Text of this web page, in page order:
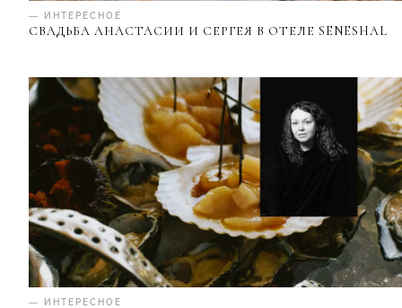
— ИНТЕРЕСНОЕ
СВАДЬБА АНАСТАСИИ И СЕРГЕЯ В ОТЕЛЕ SENESHAL
— ИНТЕРЕСНОЕ